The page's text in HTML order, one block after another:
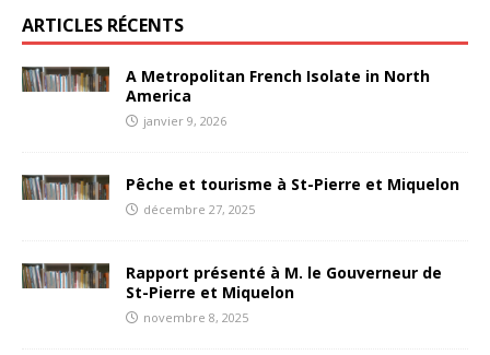
ARTICLES RÉCENTS
A Metropolitan French Isolate in North
America
janvier 9, 2026
Pêche et tourisme à St-Pierre et Miquelon
décembre 27, 2025
Rapport présenté à M. le Gouverneur de
St-Pierre et Miquelon
novembre 8, 2025